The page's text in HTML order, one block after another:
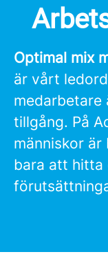
Optimal mix
är vårt
medarbetare
tillgång. På
människor
bara att hitta